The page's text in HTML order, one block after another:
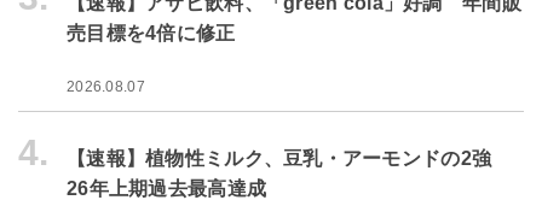
売目標を4倍に修正
2026.08.07
4.
【速報】植物性ミルク、豆乳・アーモンドの2強
26年上期過去最高達成